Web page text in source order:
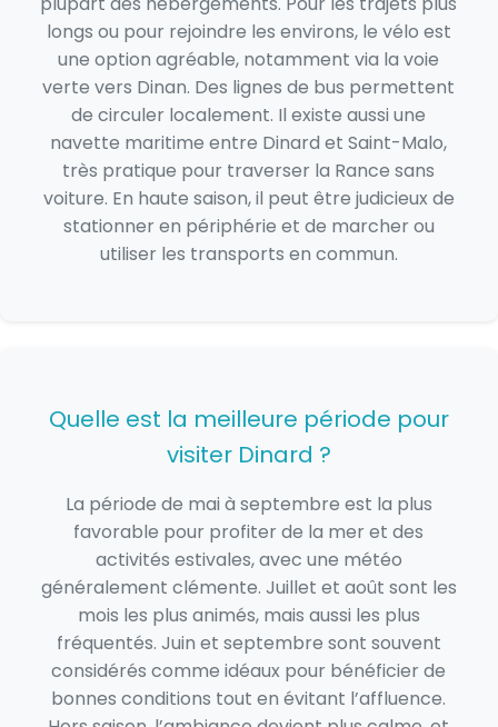
longs ou pour rejoindre les environs, le vélo est
une option agréable, notamment via la voie
verte vers Dinan. Des lignes de bus permettent
de circuler localement. Il existe aussi une
navette maritime entre Dinard et Saint-Malo,
très pratique pour traverser la Rance sans
voiture. En haute saison, il peut être judicieux de
stationner en périphérie et de marcher ou
utiliser les transports en commun.
Quelle est la meilleure période pour
visiter Dinard ?
La période de mai à septembre est la plus
favorable pour profiter de la mer et des
activités estivales, avec une météo
généralement clémente. Juillet et août sont les
mois les plus animés, mais aussi les plus
fréquentés. Juin et septembre sont souvent
considérés comme idéaux pour bénéficier de
bonnes conditions tout en évitant l’affluence.